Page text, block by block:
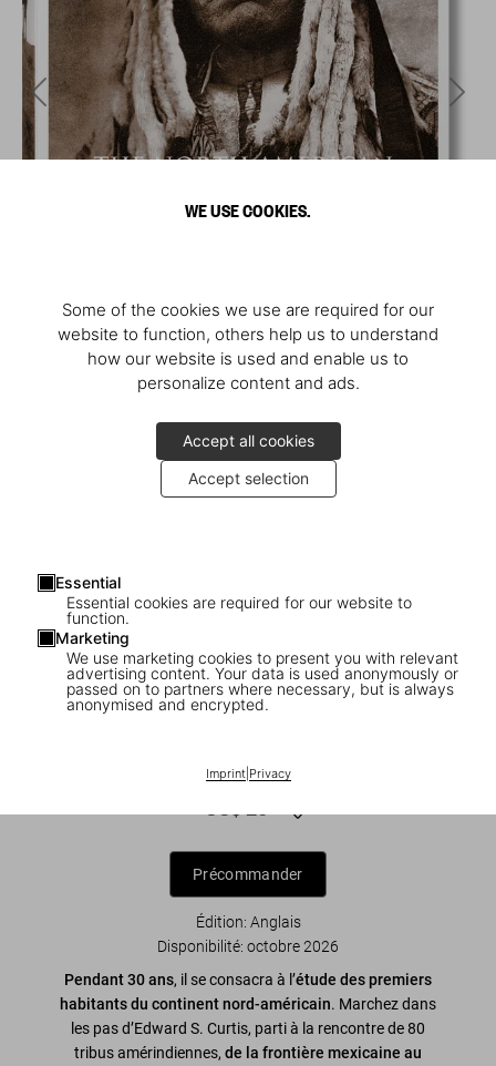
WE USE COOKIES.
Some of the cookies we use are required for our
website to function, others help us to understand
how our website is used and enable us to
personalize content and ads.
Accept all cookies
Accept selection
Essential
Essential cookies are required for our website to
function.
Marketing
We use marketing cookies to present you with relevant
advertising content. Your data is used anonymously or
passed on to partners where necessary, but is always
anonymised and encrypted.
Imprint| Privacy
1/8
Complete Portfolios
Précommander
Édition: Anglais
Disponibilité: octobre 2026
Pendant 30 ans, il se consacra à l’étude des premiers
habitants du continent nord-américain. Marchez dans
les pas d’Edward S. Curtis, parti à la rencontre de 80
tribus amérindiennes, de la frontière mexicaine au